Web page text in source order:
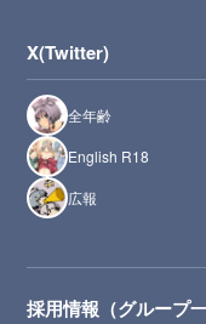
X(Twitter)
全年齢
English R18
広報
採用情報（グループ